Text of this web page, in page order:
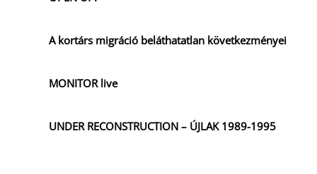
A kortárs migráció beláthatatlan következményei
MONITOR live
UNDER RECONSTRUCTION – ÚJLAK 1989-1995